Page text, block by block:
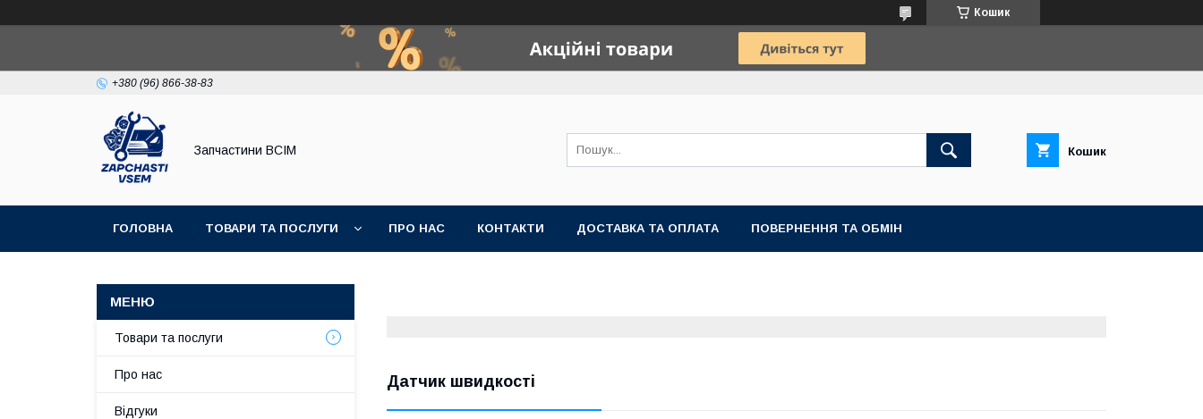
Кошик
+380 (96) 866-38-83
Запчастини ВСІМ Кошик
ГОЛОВНА ТОВАРИ ТА ПОСЛУГИ ПРО НАС КОНТАКТИ ДОСТАВКА ТА ОПЛАТА ПОВЕРНЕННЯ ТА ОБМІН
Датчик швидкості
Товари та послуги
Про нас
Відгуки